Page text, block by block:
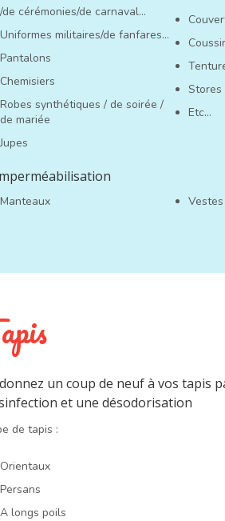
/de cérémonies/de carnaval…
Uniformes militaires/de fanfares…
Pantalons
Chemisiers
Robes synthétiques / de soirée /
de mariée
Jupes
Stores
Etc…
Manteaux Vestes
un coup de neuf à vos tapis
et une désodorisation
de tapis :
Orientaux
Persans
A longs poils